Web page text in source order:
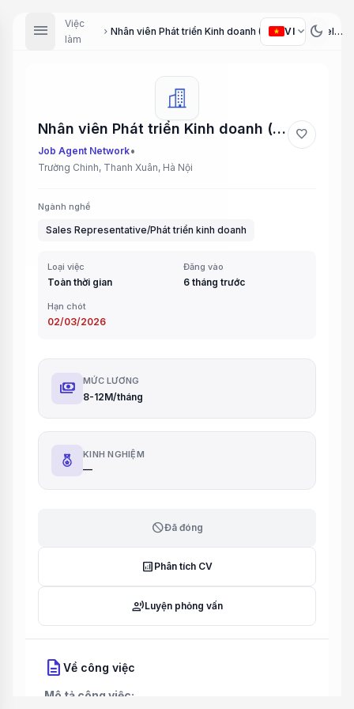
menu
Việc
làm
chevron_right Nhân viên Phát triển Kinh doanh (Business Development Staff)
VI expand_more dark_mode
Nhân viên Phát triển Kinh doanh (Business Development Staff)
Job Agent Network•
Trường Chinh, Thanh Xuân, Hà Nội
favorite
Ngành nghề
Sales Representative/Phát triển kinh doanh
Loại việc
Toàn thời gian
Đăng vào
6 tháng trước
Hạn chót
02/03/2026
payments MỨC LƯƠNG
8-12M/tháng
KINH NGHIỆM
—
blockĐã đóng
analytics Phân tích CV
record_voice_overLuyện phỏng vấn
description Về công việc
Mô tả công việc: